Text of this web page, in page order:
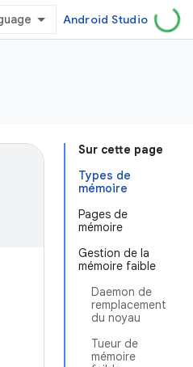
Android Studio
Sur cette page
Types de
mémoire
Pages de
mémoire
Gestion de la
mémoire faible
Daemon de
remplacement
du noyau
Tueur de
mémoire